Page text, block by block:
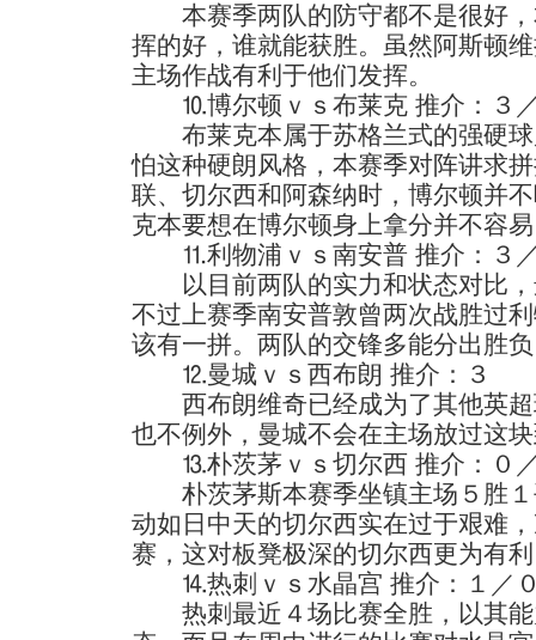
本赛季两队的防守都不是很好，
挥的好，谁就能获胜。虽然阿斯顿
主场作战有利于他们发挥。
⒑博尔顿ｖｓ布莱克 推介：３
布莱克本属于苏格兰式的强硬球
怕这种硬朗风格，本赛季对阵讲求
联、切尔西和阿森纳时，博尔顿并
克本要想在博尔顿身上拿分并不容
⒒利物浦ｖｓ南安普 推介：３
以目前两队的实力和状态对比，
不过上赛季南安普敦曾两次战胜过
该有一拼。两队的交锋多能分出胜
⒓曼城ｖｓ西布朗 推介：３
西布朗维奇已经成为了其他英超
也不例外，曼城不会在主场放过这
⒔朴茨茅ｖｓ切尔西 推介：０
朴茨茅斯本赛季坐镇主场５胜１
动如日中天的切尔西实在过于艰难
赛，这对板凳极深的切尔西更为有
⒕热刺ｖｓ水晶宫 推介：１／
热刺最近４场比赛全胜，以其能